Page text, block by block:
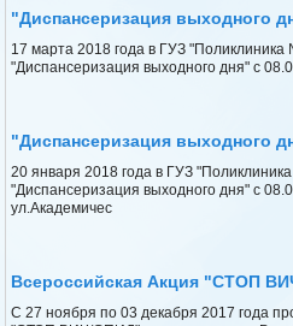
"Диспансеризация выходного
17 марта 2018 года в ГУЗ
"Диспансеризация выходного дня" с
"Диспансеризация выходного
20 января 2018 года в ГУЗ
"Диспансеризация выходного дня" с
ул.Академичес
Всероссийская Акция "СТОП
С 27 ноября по 03 декабря 2017 года